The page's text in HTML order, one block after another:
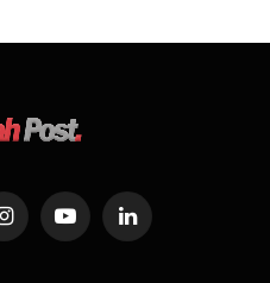
InstagramYouTubeLinkedIn